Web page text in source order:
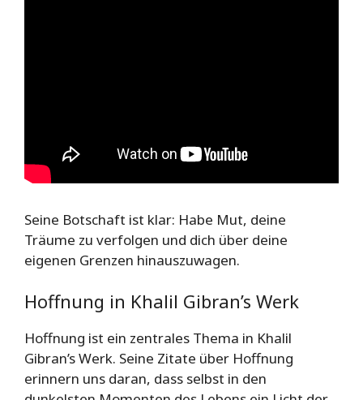
Seine Botschaft ist klar: Habe Mut, deine
Träume zu verfolgen und dich über deine
eigenen Grenzen hinauszuwagen.
Hoffnung in Khalil Gibran’s Werk
Hoffnung ist ein zentrales Thema in Khalil
Gibran’s Werk. Seine Zitate über Hoffnung
erinnern uns daran, dass selbst in den